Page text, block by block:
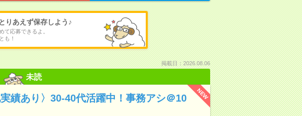
りあえず保存しよう♪
て応募できるよ。
も！
掲載日：2026.08.06
未読
NEW
績あり〉30-40代活躍中！事務アシ＠10